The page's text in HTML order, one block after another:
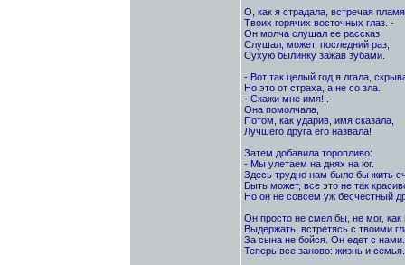
О, как я страдала, встречая пламя
Твоих горячих восточных глаз. -
Он молча слушал ее рассказ,
Слушал, может, последний раз,
Сухую былинку зажав зубами.
- Вот так целый год я лгала,
Но это от страха, а не со зла.
- Скажи мне имя!..-
Она помолчала,
Потом, как ударив, имя сказала,
Лучшего друга его назвала!
Затем добавила торопливо:
- Мы улетаем на днях на юг.
Здесь трудно нам было бы жить
Быть может, все это не так
Но он не совсем уж бесчестный
Он просто не смел бы, не мог, как
Выдержать, встретясь с твоими
За сына не бойся. Он едет с нами.
Теперь все заново: жизнь и семья.